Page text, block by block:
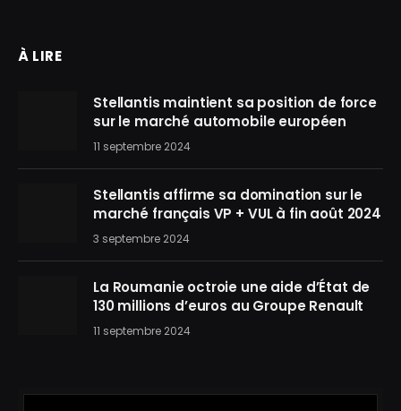
À LIRE
Stellantis maintient sa position de force
sur le marché automobile européen
11 septembre 2024
Stellantis affirme sa domination sur le
marché français VP + VUL à fin août 2024
3 septembre 2024
La Roumanie octroie une aide d’État de
130 millions d’euros au Groupe Renault
11 septembre 2024